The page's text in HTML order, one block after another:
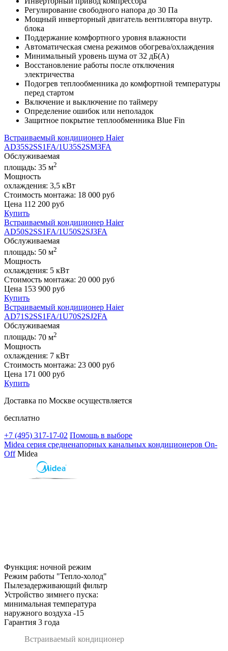
Регулирование свободного напора до 30 Па
Мощный инверторный двигатель вентилятора внутр.
блока
Поддержание комфортного уровня влажности
Автоматическая смена режимов обогрева/охлаждения
Минимальный уровень шума от 32 дБ(А)
Восстановление работы после отключения
электричества
Подогрев теплообменника до комфортной температуры
перед стартом
Включение и выключение по таймеру
Определение ошибок или неполадок
Защитное покрытие теплообменника Blue Fin
Встраиваемый кондиционер Haier
AD35S2SS1FA/1U35S2SM3FA
Обслуживаемая
площадь: 35 м2
Мощность
охлаждения: 3,5 кВт
Стоимость монтажа: 18 000 руб
Цена 112 200 руб
Купить
Встраиваемый кондиционер Haier
AD50S2SS1FA/1U50S2SJ3FA
Обслуживаемая
площадь: 50 м2
Мощность
охлаждения: 5 кВт
Стоимость монтажа: 20 000 руб
Цена 153 900 руб
Купить
Встраиваемый кондиционер Haier
AD71S2SS1FA/1U70S2SJ2FA
Обслуживаемая
площадь: 70 м2
Мощность
охлаждения: 7 кВт
Стоимость монтажа: 23 000 руб
Цена 171 000 руб
Купить
Доставка по Москве осуществляется
бесплатно
+7 (495) 317-17-02 Помощь в выборе
Midea серия средненапорных канальных кондиционеров On-
Off Midea
Функция: ночной режим
Режим работы "Тепло-холод"
Пылезадерживающий фильтр
Устройство зимнего пуска:
минимальная температура
наружного воздуха -15
Гарантия 3 года
Встраиваемый кондиционер